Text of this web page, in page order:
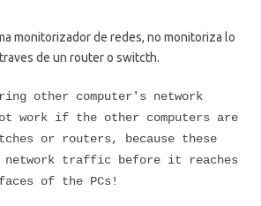
monitorizador de redes, no monitoriza lo
de un router o switcth.
other computer's network
if the other computers are
or routers, because these
network traffic before it reaches
of the PCs!